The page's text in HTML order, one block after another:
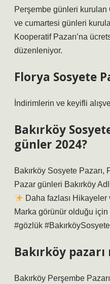
Perşembe günleri kurulan
ve cumartesi günleri
Kooperatif Pazarı’na
düzenleniyor.
Florya Sosyete
İndirimlerin ve keyifli
Bakırköy
günler 2024?
Bakırköy Sosyete
Pazar günleri Bakırköy
Daha fazlası Hikayeler
Marka görünür olduğu
#gözlük
Bakırköy
Bakırköy Perşembe